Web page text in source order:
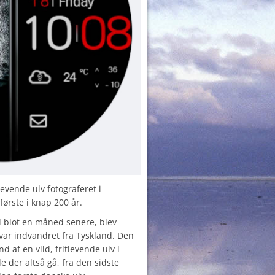
ulv fotograferet i
i knap 200 år.
blot en måned senere, blev
indvandret fra Tyskland. Den
af en vild, fritlevende ulv i
der altså gå, fra den sidste